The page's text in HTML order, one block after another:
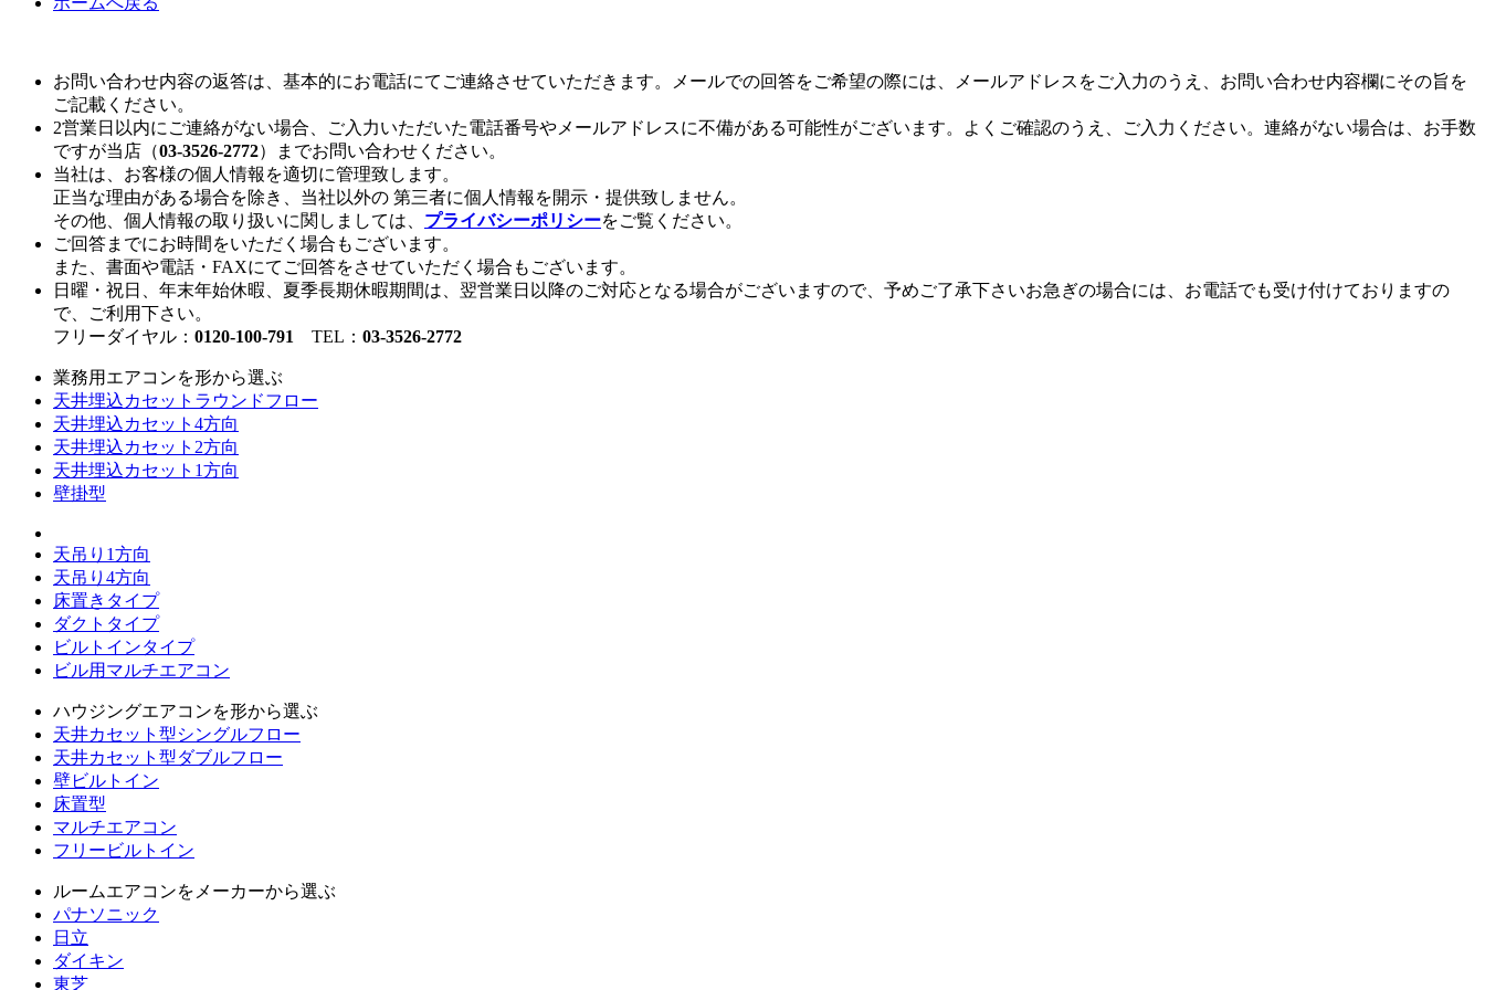
お問い合わせ内容の返答は、基本的にお電話にてご連絡させていただきます。メールでの回答をご希望の際には、メールアドレスをご入力のうえ、お問い合わせ内容欄にその旨を
ご記載ください。
2営業日以内にご連絡がない場合、ご入力いただいた電話番号やメールアドレスに不備がある可能性がございます。よくご確認のうえ、ご入力ください。連絡がない場合は、お手数
ですが当店（03-3526-2772）までお問い合わせください。
当社は、お客様の個人情報を適切に管理致します。
正当な理由がある場合を除き、当社以外の 第三者に個人情報を開示・提供致しません。
その他、個人情報の取り扱いに関しましては、 プライバシーポリシーをご覧ください。
ご回答までにお時間をいただく場合もございます。
また、書面や電話・FAXにてご回答をさせていただく場合もございます。
日曜・祝日、年末年始休暇、夏季長期休暇期間は、翌営業日以降のご対応となる場合がございますので、予めご了承下さいお急ぎの場合には、お電話でも受け付けておりますの
で、ご利用下さい。
フリーダイヤル： 0120-100-791 TEL： 03-3526-2772
業務用エアコンを形から選ぶ
天井埋込カセットラウンドフロー
天井埋込カセット4方向
天井埋込カセット2方向
天井埋込カセット1方向
壁掛型
天吊り1方向
天吊り4方向
床置きタイプ
ダクトタイプ
ビルトインタイプ
ビル用マルチエアコン
ハウジングエアコンを形から選ぶ
天井カセット型シングルフロー
天井カセット型ダブルフロー
壁ビルトイン
床置型
マルチエアコン
フリービルトイン
ルームエアコンをメーカーから選ぶ
パナソニック
日立
ダイキン
東芝